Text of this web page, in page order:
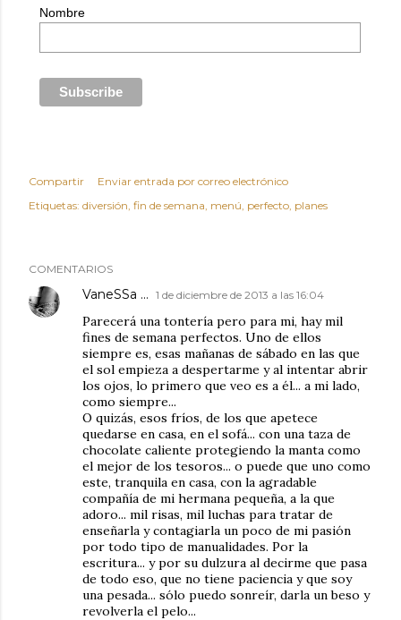
Nombre
Compartir
Enviar entrada por correo electrónico
Etiquetas: diversión fin de semana menú perfecto planes
COMENTARIOS
VaneSSa ... 1 de diciembre de 2013 a las 16:04
Parecerá una tontería pero para mi, hay mil
fines de semana perfectos. Uno de ellos
siempre es, esas mañanas de sábado en las que
el sol empieza a despertarme y al intentar abrir
los ojos, lo primero que veo es a él... a mi lado,
como siempre...
O quizás, esos fríos, de los que apetece
quedarse en casa, en el sofá... con una taza de
chocolate caliente protegiendo la manta como
el mejor de los tesoros... o puede que uno como
este, tranquila en casa, con la agradable
compañía de mi hermana pequeña, a la que
adoro... mil risas, mil luchas para tratar de
enseñarla y contagiarla un poco de mi pasión
por todo tipo de manualidades. Por la
escritura... y por su dulzura al decirme que pasa
de todo eso, que no tiene paciencia y que soy
una pesada... sólo puedo sonreír, darla un beso y
revolverla el pelo...